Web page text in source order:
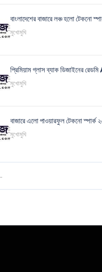
বাংলাদেশের বাজারে লঞ্চ হলো টেকনো
মুখোমুখি
প্রিমিয়াম গ্লাস ব্যাক ডিজাইনের
মুখোমুখি
বাজারে এলো পাওয়ারফুল টেকনো স্পার্ক
মুখোমুখি